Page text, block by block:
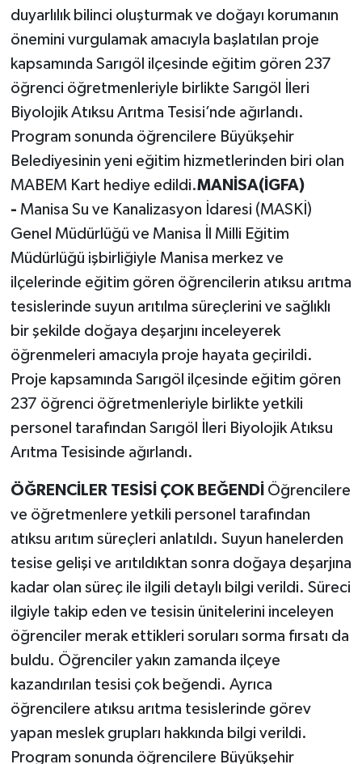
duyarlılık bilinci oluşturmak ve doğayı korumanın
önemini vurgulamak amacıyla başlatılan proje
kapsamında Sarıgöl ilçesinde eğitim gören 237
öğrenci öğretmenleriyle birlikte Sarıgöl İleri
Biyolojik Atıksu Arıtma Tesisi’nde ağırlandı.
Program sonunda öğrencilere Büyükşehir
Belediyesinin yeni eğitim hizmetlerinden biri olan
MABEM Kart hediye edildi.MANİSA(İGFA)
- Manisa Su ve Kanalizasyon İdaresi (MASKİ)
Genel Müdürlüğü ve Manisa İl Milli Eğitim
Müdürlüğü işbirliğiyle Manisa merkez ve
ilçelerinde eğitim gören öğrencilerin atıksu arıtma
tesislerinde suyun arıtılma süreçlerini ve sağlıklı
bir şekilde doğaya deşarjını inceleyerek
öğrenmeleri amacıyla proje hayata geçirildi.
Proje kapsamında Sarıgöl ilçesinde eğitim gören
237 öğrenci öğretmenleriyle birlikte yetkili
personel tarafından Sarıgöl İleri Biyolojik Atıksu
Arıtma Tesisinde ağırlandı.
ÖĞRENCİLER TESİSİ ÇOK BEĞENDİ Öğrencilere
ve öğretmenlere yetkili personel tarafından
atıksu arıtım süreçleri anlatıldı. Suyun hanelerden
tesise gelişi ve arıtıldıktan sonra doğaya deşarjına
kadar olan süreç ile ilgili detaylı bilgi verildi. Süreci
ilgiyle takip eden ve tesisin ünitelerini inceleyen
öğrenciler merak ettikleri soruları sorma fırsatı da
buldu. Öğrenciler yakın zamanda ilçeye
kazandırılan tesisi çok beğendi. Ayrıca
öğrencilere atıksu arıtma tesislerinde görev
yapan meslek grupları hakkında bilgi verildi.
Program sonunda öğrencilere Büyükşehir